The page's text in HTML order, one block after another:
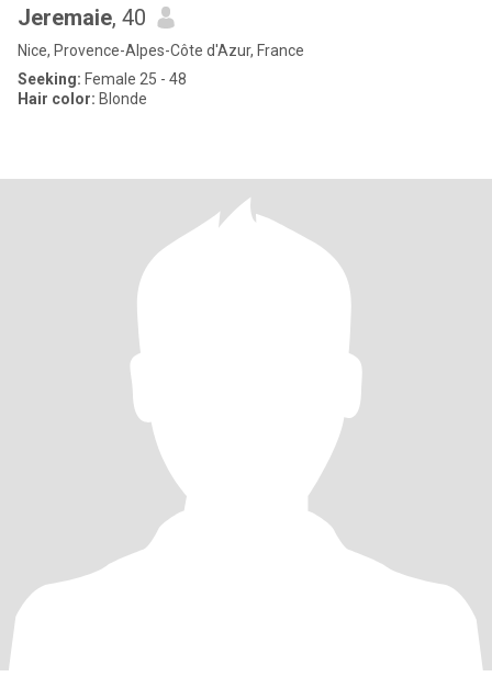
Jeremaie, 40
Nice, Provence-Alpes-Côte d'Azur, France
Seeking: Female 25 - 48
Hair color: Blonde